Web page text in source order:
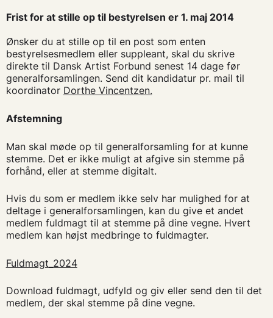
Frist for at stille op til bestyrelsen er 1. maj 2014
Ønsker du at stille op til en post som enten
bestyrelsesmedlem eller suppleant, skal du skrive
direkte til Dansk Artist Forbund senest 14 dage før
generalforsamlingen. Send dit kandidatur pr. mail til
koordinator Dorthe Vincentzen.
Afstemning
Man skal møde op til generalforsamling for at kunne
stemme. Det er ikke muligt at afgive sin stemme på
forhånd, eller at stemme digitalt.
Hvis du som er medlem ikke selv har mulighed for at
deltage i generalforsamlingen, kan du give et andet
medlem fuldmagt til at stemme på dine vegne. Hvert
medlem kan højst medbringe to fuldmagter.
Fuldmagt_2024
Download fuldmagt, udfyld og giv eller send den til det
medlem, der skal stemme på dine vegne.